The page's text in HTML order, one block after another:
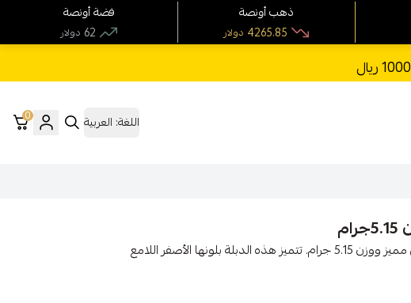
اللغة: العربية 0
اكتشف أناقة **دبلة ذهب عيار 21** بتصميم تركي مميز ووزن 5.15 جرام. تتميز هذه الدبلة بلونها الأصفر اللامع
فضة أونصة
دولار 62
ذهب أونصة
دولار 4265.85